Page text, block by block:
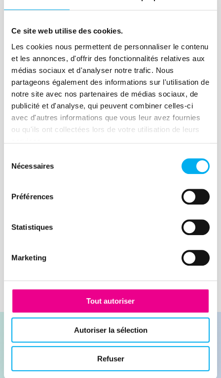
Ce site web utilise des cookies.
Les cookies nous permettent de personnaliser le contenu
et les annonces, d'offrir des fonctionnalités relatives aux
médias sociaux et d'analyser notre trafic. Nous
partageons également des informations sur l'utilisation de
notre site avec nos partenaires de médias sociaux, de
publicité et d'analyse, qui peuvent combiner celles-ci
avec d'autres informations que vous leur avez fournies
ou qu'ils ont collectées lors de votre utilisation de leurs
Nécessaires
Préférences
Statistiques
Marketing
Tout autoriser
Autoriser la sélection
Refuser
place solutions to sustain their business
Lire la suite
Article
Gérer son cash c’est bien,
mais attention au crédit
fournisseur !
Selon une récente étude de la Banque de
France, près de 35% des entreprises ont
subi un retard de paiement entre 2014-
2017. Si le risque de défaillance existe,
place des solutions pour pérenniser leur
fournisseur.
Lire la suite
Contacter nos experts